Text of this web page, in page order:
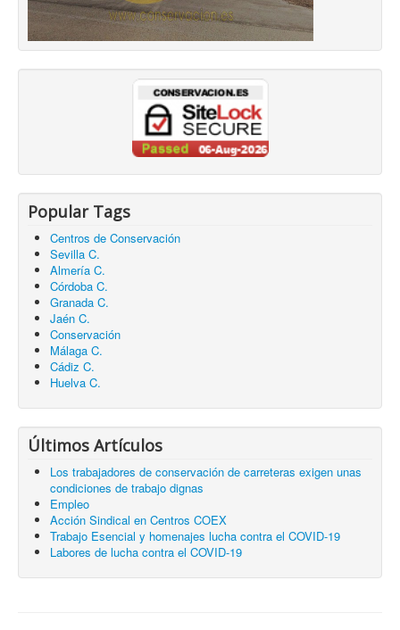
Popular Tags
Centros de Conservación
Sevilla C.
Almería C.
Córdoba C.
Granada C.
Jaén C.
Conservación
Málaga C.
Cádiz C.
Huelva C.
Últimos Artículos
Los trabajadores de conservación de carreteras exigen unas
condiciones de trabajo dignas
Empleo
Acción Sindical en Centros COEX
Trabajo Esencial y homenajes lucha contra el COVID-19
Labores de lucha contra el COVID-19